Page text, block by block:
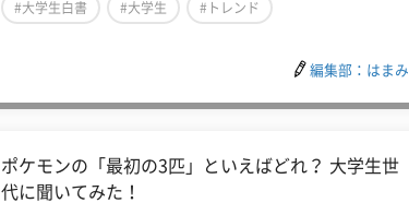
#大学生白書 #大学生 #トレンド
編集部：はまみ
ポケモンの「最初の3匹」といえばどれ？ 大学生世
代に聞いてみた！